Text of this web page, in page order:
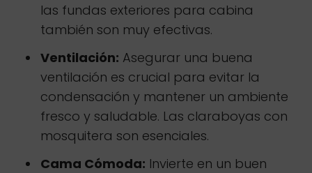
las fundas exteriores para cabina
también son muy efectivas.
Ventilación: Asegurar una buena
ventilación es crucial para evitar la
condensación y mantener un ambiente
fresco y saludable. Las claraboyas con
mosquitera son esenciales.
Cama Cómoda: Invierte en un buen